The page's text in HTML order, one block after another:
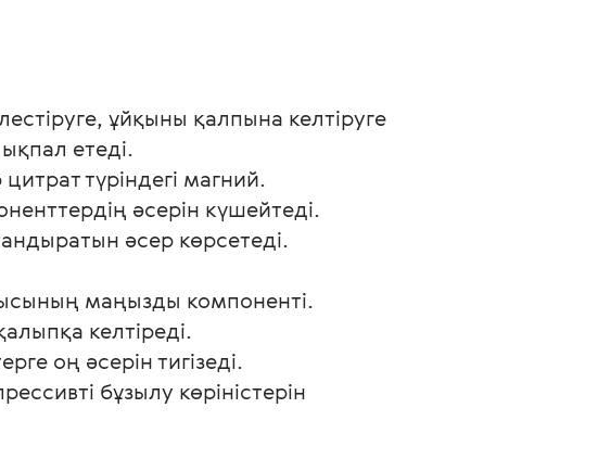
ұйқыны қалпына келтіруге
етеді.
түріндегі магний.
әсерін күшейтеді.
әсер көрсетеді.
маңызды компоненті.
келтіреді.
оң әсерін тигізеді.
бұзылу көріністерін